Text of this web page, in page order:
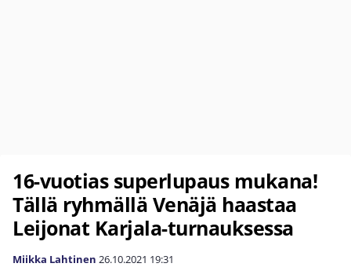
16-vuotias superlupaus mukana!
Tällä ryhmällä Venäjä haastaa
Leijonat Karjala-turnauksessa
Miikka Lahtinen 26.10.2021 19:31